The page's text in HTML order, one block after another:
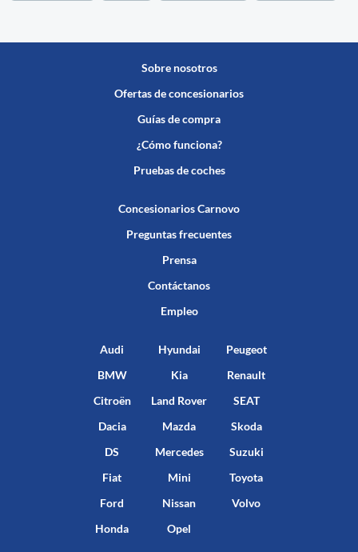
Sobre nosotros
Ofertas de concesionarios
Guías de compra
¿Cómo funciona?
Pruebas de coches
Concesionarios Carnovo
Preguntas frecuentes
Prensa
Contáctanos
Empleo
Audi
BMW
Citroën
Dacia
DS
Fiat
Ford
Honda
Hyundai
Kia
Land Rover
Mazda
Mercedes
Mini
Nissan
Opel
Peugeot
Renault
SEAT
Skoda
Suzuki
Toyota
Volvo